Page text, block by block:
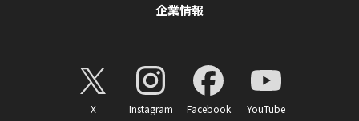
企業情報
X Instagram Facebook YouTube